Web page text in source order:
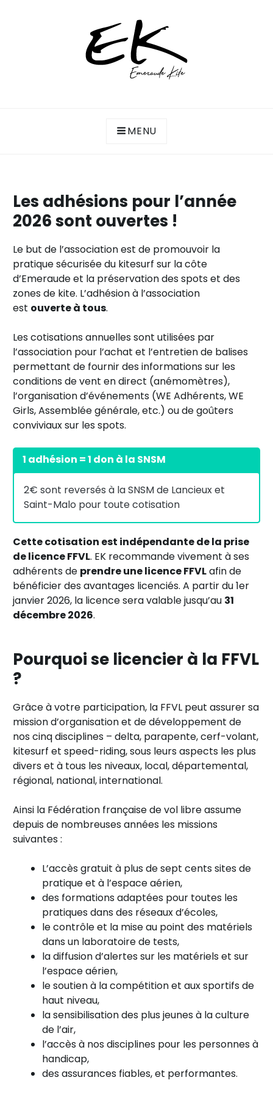
MENU
Les adhésions pour l’année
2026 sont ouvertes !
Le but de l’association est de promouvoir la
pratique sécurisée du kitesurf sur la côte
d’Emeraude et la préservation des spots et des
zones de kite. L’adhésion à l’association
est ouverte à tous.
Les cotisations annuelles sont utilisées par
l’association pour l’achat et l’entretien de balises
permettant de fournir des informations sur les
conditions de vent en direct (anémomètres),
l’organisation d’événements (WE Adhérents, WE
Girls, Assemblée générale, etc.) ou de goûters
conviviaux sur les spots.
1 adhésion = 1 don à la SNSM
2€ sont reversés à la SNSM de Lancieux et
Saint-Malo pour toute cotisation
Cette cotisation est indépendante de la prise
de licence FFVL. EK recommande vivement à ses
adhérents de prendre une licence FFVLafin de
bénéficier des avantages licenciés. A partir du 1er
janvier 2026, la licence sera valable jusqu’au 31
décembre 2026.
Pourquoi se licencier à la FFVL
?
Grâce à votre participation, la FFVL peut assurer sa
mission d’organisation et de développement de
nos cinq disciplines – delta, parapente, cerf-volant,
kitesurf et speed-riding, sous leurs aspects les plus
divers et à tous les niveaux, local, départemental,
régional, national, international.
Ainsi la Fédération française de vol libre assume
depuis de nombreuses années les missions
suivantes :
L’accès gratuit à plus de sept cents sites de
pratique et à l’espace aérien,
des formations adaptées pour toutes les
pratiques dans des réseaux d’écoles,
le contrôle et la mise au point des matériels
dans un laboratoire de tests,
la diffusion d’alertes sur les matériels et sur
l’espace aérien,
le soutien à la compétition et aux sportifs de
haut niveau,
la sensibilisation des plus jeunes à la culture
de l’air,
l’accès à nos disciplines pour les personnes à
handicap,
des assurances fiables, et performantes.